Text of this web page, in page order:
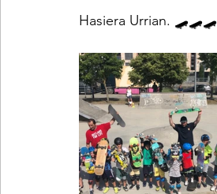
Hasiera Urrian.